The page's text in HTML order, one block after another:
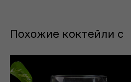
Похожие коктейли с